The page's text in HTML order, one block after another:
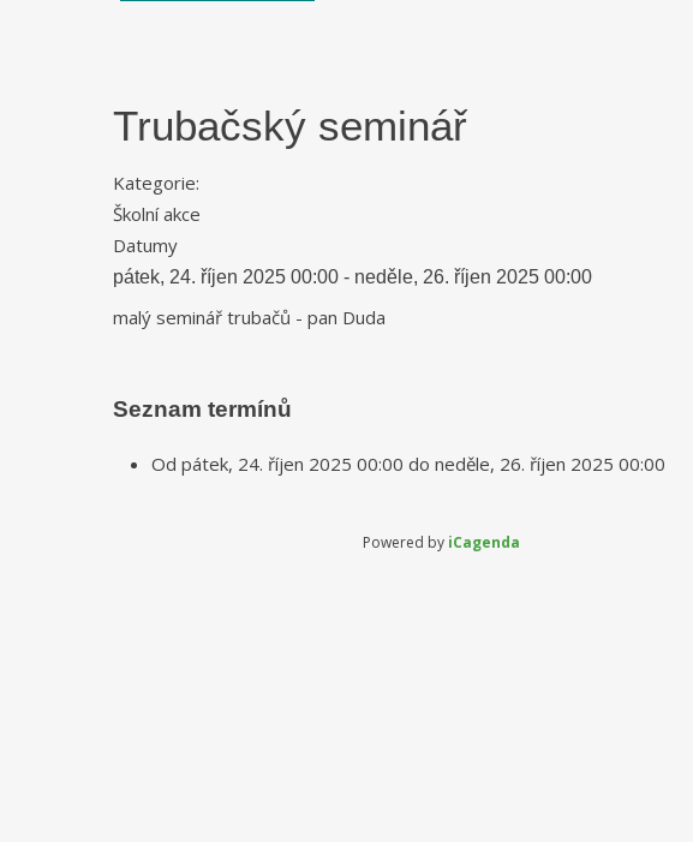
Trubačský seminář
Kategorie:
Školní akce
Datumy
pátek, 24. říjen 2025 00:00 - neděle, 26. říjen 2025 00:00
malý seminář trubačů - pan Duda
Seznam termínů
Od pátek, 24. říjen 2025 00:00 do neděle, 26. říjen 2025 00:00
Powered by iCagenda